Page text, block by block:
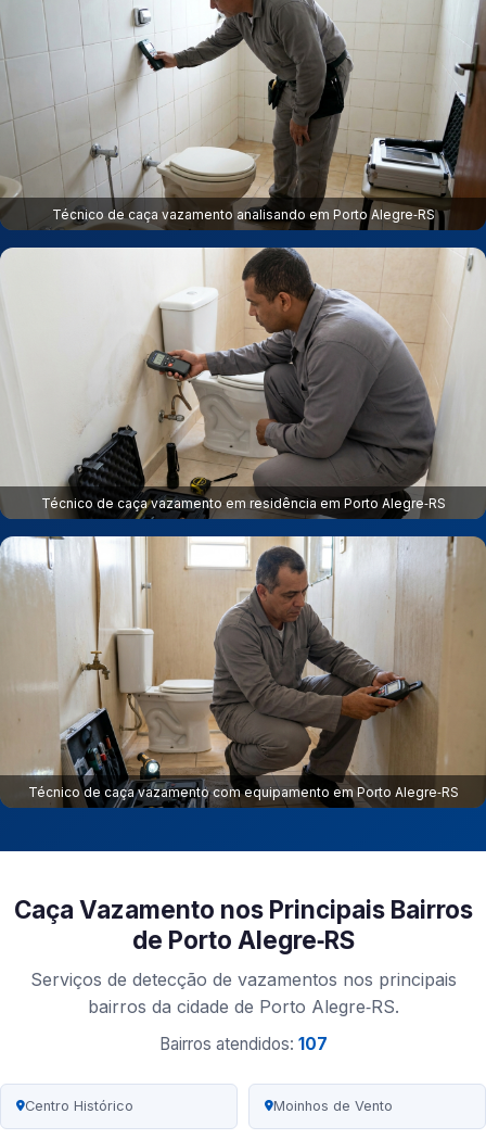
Técnico de caça vazamento analisando em Porto Alegre‑RS
Técnico de caça vazamento em residência em Porto Alegre‑RS
Técnico de caça vazamento com equipamento em Porto Alegre‑RS
Caça Vazamento nos Principais Bairros
de Porto Alegre‑RS
Serviços de detecção de vazamentos nos principais
bairros da cidade de Porto Alegre‑RS.
Bairros atendidos: 107
Centro Histórico Moinhos de Vento